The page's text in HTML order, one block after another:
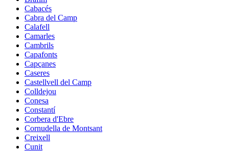
Cabacés
Cabra del Camp
Calafell
Camarles
Cambrils
Capafonts
Capçanes
Caseres
Castellvell del Camp
Colldejou
Conesa
Constantí
Corbera d'Ebre
Cornudella de Montsant
Creixell
Cunit